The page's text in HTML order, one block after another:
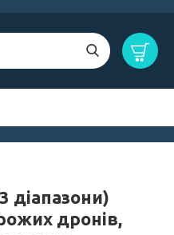
діапазони)
дронів,